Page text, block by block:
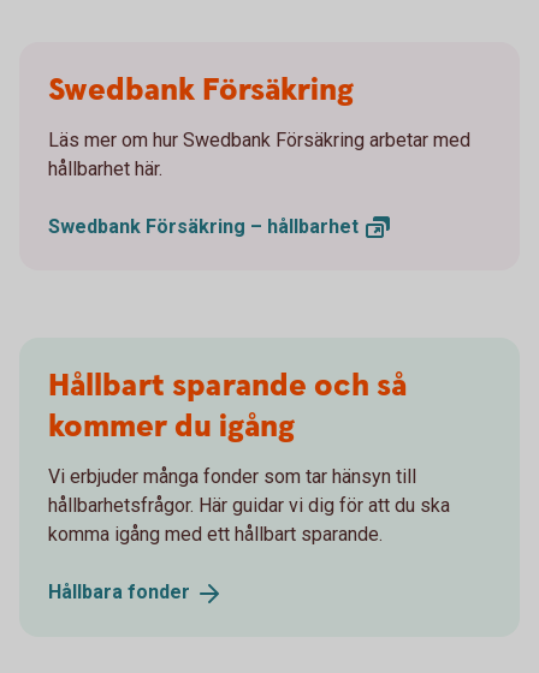
Swedbank Försäkring
Läs mer om hur Swedbank Försäkring arbetar med
hållbarhet här.
Swedbank Försäkring – hållbarhet
Hållbart sparande och så
kommer du igång
Vi erbjuder många fonder som tar hänsyn till
hållbarhetsfrågor. Här guidar vi dig för att du ska
komma igång med ett hållbart sparande.
Hållbara fonder